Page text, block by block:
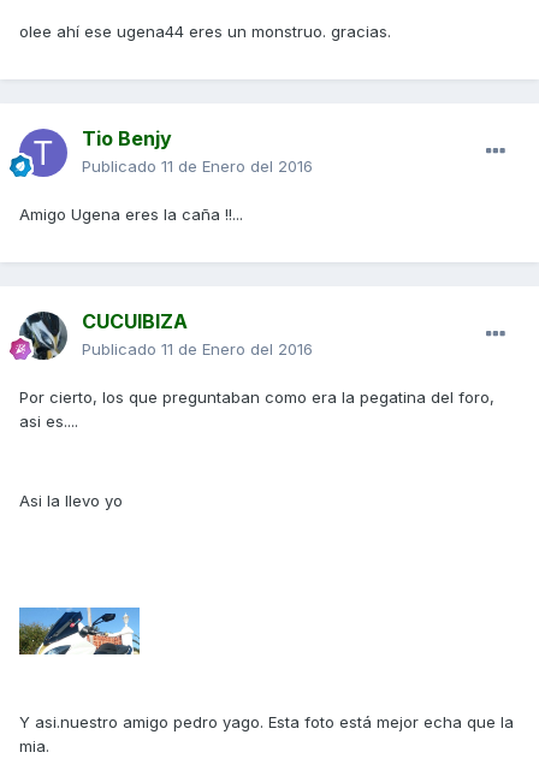
olee ahí ese ugena44 eres un monstruo. gracias.
Tio Benjy
Publicado 11 de Enero del 2016
Amigo Ugena eres la caña !!...
CUCUIBIZA
Publicado 11 de Enero del 2016
Por cierto, los que preguntaban como era la pegatina del foro,
asi es....
Asi la llevo yo
Y asi.nuestro amigo pedro yago. Esta foto está mejor echa que la
mia.